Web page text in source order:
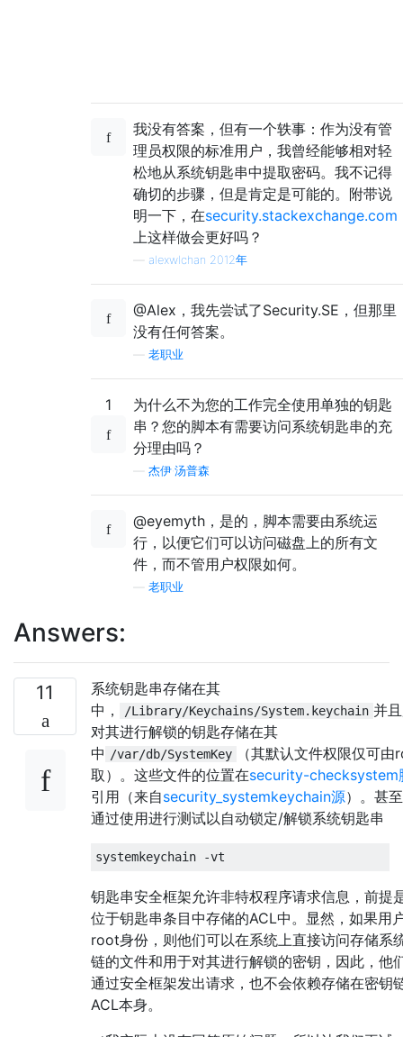
我没有答案，但有一个轶事：作为没有管
理员权限的标准用户，我曾经能够相对轻
松地从系统钥匙串中提取密码。我不记得
确切的步骤，但是肯定是可能的。附带说
明一下，在security.stackexchange.com
上这样做会更好吗？
alexwlchan 2012年
@Alex，我先尝试了Security.SE，但那里
没有任何答案。
老职业
1
为什么不为您的工作完全使用单独的钥匙
串？您的脚本有需要访问系统钥匙串的充
分理由吗？
杰伊·汤普森
@eyemyth，是的，脚本需要由系统运
行，以便它们可以访问磁盘上的所有文
件，而不管用户权限如何。
老职业
Answers:
11
系统钥匙串存储在其
中，
/Library/Keychains/System.keychain 并
对其进行解锁的钥匙存储在其
中 /var/db/SystemKey
（其默认文件权限仅可
取）。这些文件的位置在security-checksystem
引用（来自security_systemkeychain源）。甚
通过使用进行测试以自动锁定/解锁系统钥匙串
钥匙串安全框架允许非特权程序请求信息，前提
位于钥匙串条目中存储的ACL中。显然，如果用
root身份，则他们可以在系统上直接访问存储系
链的文件和用于对其进行解锁的密钥，因此，他
通过安全框架发出请求，也不会依赖存储在密钥
ACL本身。